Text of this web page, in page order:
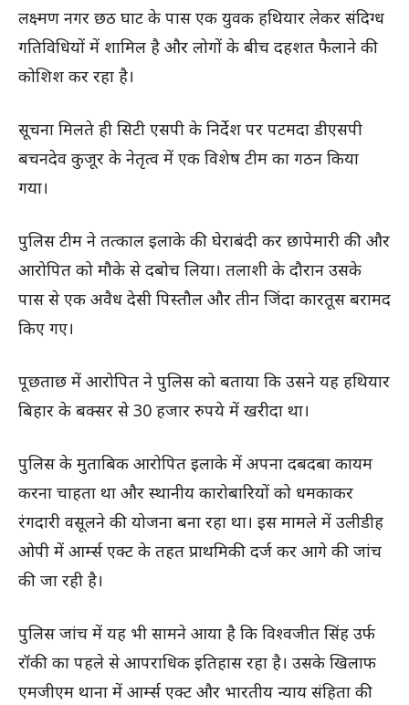
लक्ष्मण नगर छठ घाट के पास एक युवक हथियार लेकर संदिग्ध
गतिविधियों में शामिल है और लोगों के बीच दहशत फैलाने की
कोशिश कर रहा है।
सूचना मिलते ही सिटी एसपी के निर्देश पर पटमदा डीएसपी
बचनदेव कुजूर के नेतृत्व में एक विशेष टीम का गठन किया
गया।
पुलिस टीम ने तत्काल इलाके की घेराबंदी कर छापेमारी की और
आरोपित को मौके से दबोच लिया। तलाशी के दौरान उसके
पास से एक अवैध देसी पिस्तौल और तीन जिंदा कारतूस बरामद
किए गए।
पूछताछ में आरोपित ने पुलिस को बताया कि उसने यह हथियार
बिहार के बक्सर से 30 हजार रुपये में खरीदा था।
पुलिस के मुताबिक आरोपित इलाके में अपना दबदबा कायम
करना चाहता था और स्थानीय कारोबारियों को धमकाकर
रंगदारी वसूलने की योजना बना रहा था। इस मामले में उलीडीह
ओपी में आर्म्स एक्ट के तहत प्राथमिकी दर्ज कर आगे की जांच
की जा रही है।
पुलिस जांच में यह भी सामने आया है कि विश्वजीत सिंह उर्फ
रॉकी का पहले से आपराधिक इतिहास रहा है। उसके खिलाफ
एमजीएम थाना में आर्म्स एक्ट और भारतीय न्याय संहिता की